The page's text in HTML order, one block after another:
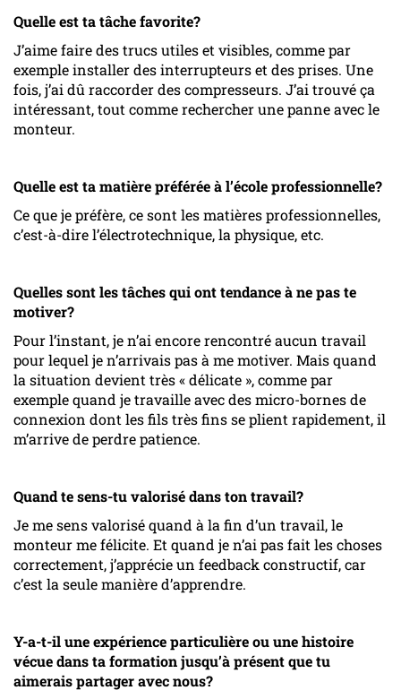
Quelle est ta tâche favorite?
J’aime faire des trucs utiles et visibles, comme par
exemple installer des interrupteurs et des prises. Une
fois, j’ai dû raccorder des compresseurs. J’ai trouvé ça
intéressant, tout comme rechercher une panne avec le
monteur.
Quelle est ta matière préférée à l’école professionnelle?
Ce que je préfère, ce sont les matières professionnelles,
c’est-à-dire l’électrotechnique, la physique, etc.
Quelles sont les tâches qui ont tendance à ne pas te
motiver?
Pour l’instant, je n’ai encore rencontré aucun travail
pour lequel je n’arrivais pas à me motiver. Mais quand
la situation devient très « délicate », comme par
exemple quand je travaille avec des micro-bornes de
connexion dont les fils très fins se plient rapidement, il
m’arrive de perdre patience.
Quand te sens-tu valorisé dans ton travail?
Je me sens valorisé quand à la fin d’un travail, le
monteur me félicite. Et quand je n’ai pas fait les choses
correctement, j’apprécie un feedback constructif, car
c’est la seule manière d’apprendre.
Y-a-t-il une expérience particulière ou une histoire
vécue dans ta formation jusqu’à présent que tu
aimerais partager avec nous?